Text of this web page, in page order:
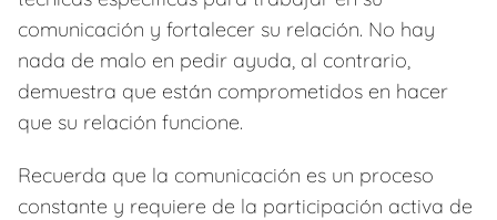
comunicación y fortalecer su relación. No hay
nada de malo en pedir ayuda, al contrario,
demuestra que están comprometidos en hacer
que su relación funcione.
Recuerda que la comunicación es un proceso
constante y requiere de la participación activa de